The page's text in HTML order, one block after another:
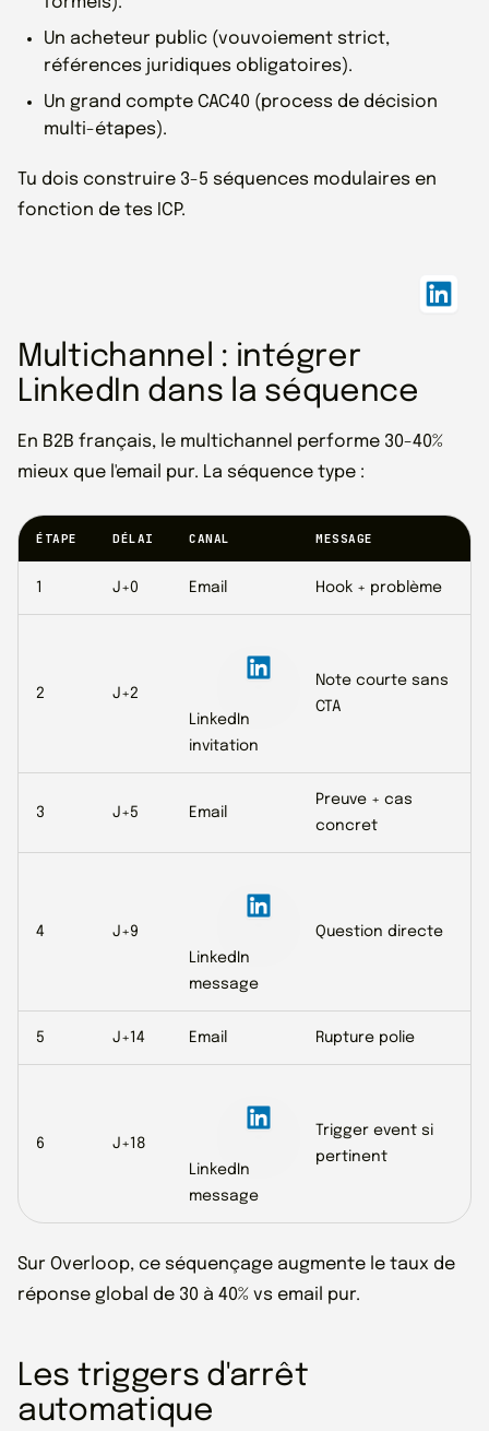
Un acheteur public (vouvoiement strict,
références juridiques obligatoires).
Un grand compte CAC40 (process de décision
multi-étapes).
Tu dois construire 3-5 séquences modulaires en
fonction de tes ICP.
Multichannel : intégrer
LinkedIn dans la séquence
En B2B français, le multichannel performe 30-40%
mieux que l'email pur. La séquence type :
ÉTAPE DÉLAI CANAL MESSAGE
1 J+0 Email Hook + problème
2
J+2
LinkedIn
invitation
Note courte sans
CTA
3 J+5 Email
Preuve + cas
concret
4
J+9
LinkedIn
message
Question directe
5 J+14 Email Rupture polie
6
J+18
LinkedIn
message
Trigger event si
pertinent
Sur Overloop, ce séquençage augmente le taux de
réponse global de 30 à 40% vs email pur.
Les triggers d'arrêt
automatique